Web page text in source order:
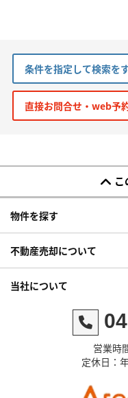
条件を指定して検索を
直接お問合せ・web予
物件を探す
不動産売却について
当社について
営業時
定休日：